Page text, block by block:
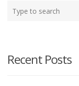
Recent Posts